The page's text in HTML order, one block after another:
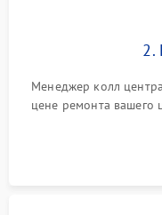
2.
Менеджер колл
цене ремонта вашего